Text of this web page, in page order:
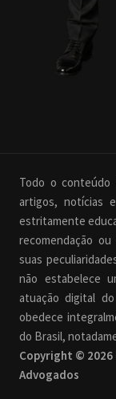
Todo o conteúdo
artigos, notícias
estritamente
recomendação
suas
não estabelece
atuação digital
obedece
do Brasil,
Copyright © 2026
Advogados